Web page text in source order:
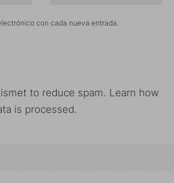
con cada nueva entrada.
to reduce spam. Learn how
is processed.